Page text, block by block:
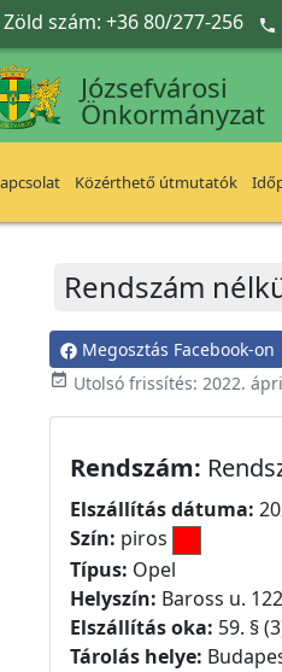
Zöld szám: +36 80/277-256 
Józsefvárosi
Önkormányzat
Közérthető útmutatók
Rendszám
Megosztás Facebook-on
event_available Utolsó frissítés: 2022.
Rendszám:
Elszállítás dátuma:
Szín: piros
Típus: Opel
Helyszín: Baross u.
Elszállítás oka: 59. §
Tárolás helye: